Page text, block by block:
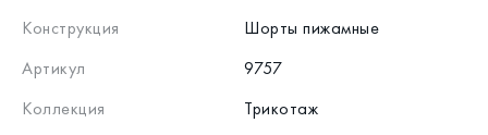
Конструкция
Шорты пижамные
Артикул
9757
Коллекция
Трикотаж